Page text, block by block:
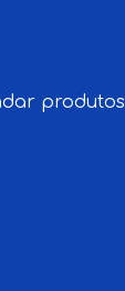
produtos